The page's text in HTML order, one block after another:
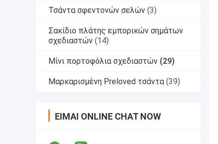
Τσάντα σφεντονών σελών (3)
Σακίδιο πλάτης εμπορικών σημάτων
σχεδιαστών (14)
Μίνι πορτοφόλια σχεδιαστών (29)
Μαρκαρισμένη Preloved τσάντα (39)
ΕΊΜΑΙ ONLINE CHAT NOW